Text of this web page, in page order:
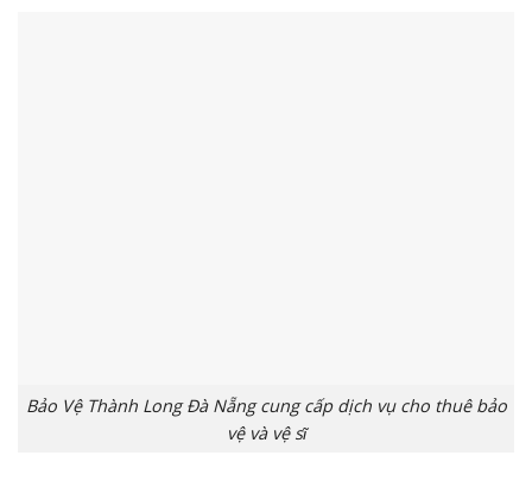
Bảo Vệ Thành Long Đà Nẵng cung cấp dịch vụ cho thuê bảo
vệ và vệ sĩ